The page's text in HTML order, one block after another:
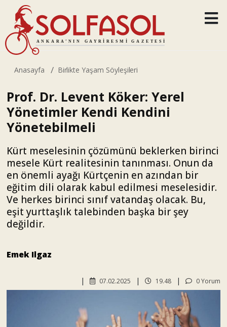
Anasayfa Birlikte Yaşam Söyleşileri
Prof. Dr. Levent Köker: Yerel
Yönetimler Kendi Kendini
Yönetebilmeli
Kürt meselesinin çözümünü beklerken birinci
mesele Kürt realitesinin tanınması. Onun da
en önemli ayağı Kürtçenin en azından bir
eğitim dili olarak kabul edilmesi meselesidir.
Ve herkes birinci sınıf vatandaş olacak. Bu,
eşit yurttaşlık talebinden başka bir şey
değildir.
Emek Ilgaz
0 Yorum
19.48
07.02.2025